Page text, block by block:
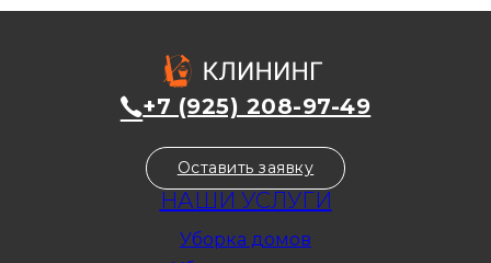
НАШИ УСЛУГИ
Уборка домов
+7 (925) 208-97-49
Оставить заявку